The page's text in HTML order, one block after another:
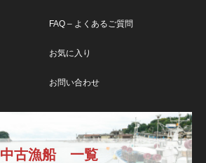
FAQ – よくあるご質問
お気に入り
お問い合わせ
中古漁船 一覧